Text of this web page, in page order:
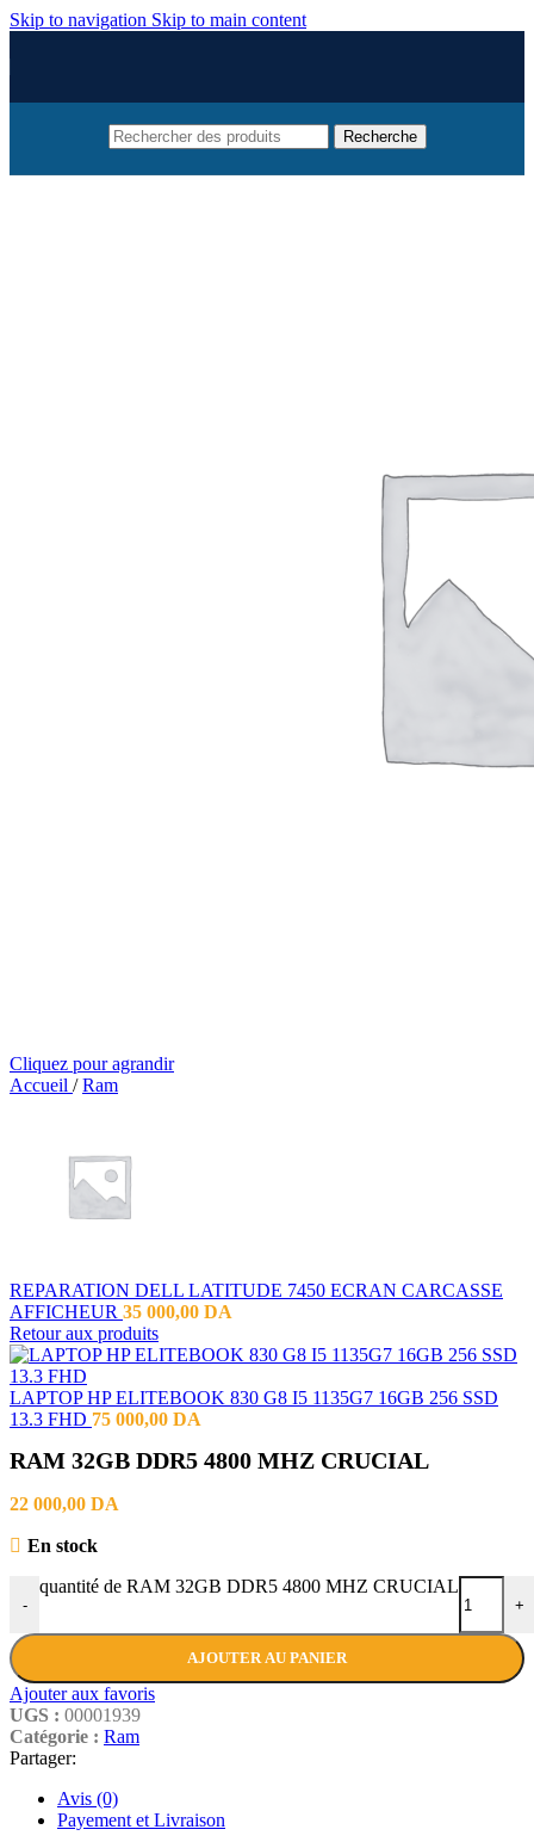
Skip to navigation Skip to main content
Recherche
Cliquez pour agrandir
Accueil / Ram
REPARATION DELL LATITUDE 7450 ECRAN CARCASSE
AFFICHEUR 35 000,00 DA
Retour aux produits
LAPTOP HP ELITEBOOK 830 G8 I5 1135G7 16GB 256 SSD
13.3 FHD 75 000,00 DA
RAM 32GB DDR5 4800 MHZ CRUCIAL
22 000,00 DA
En stock
-
quantité de RAM 32GB DDR5 4800 MHZ CRUCIAL
+
AJOUTER AU PANIER
Ajouter aux favoris
UGS : 00001939
Catégorie : Ram
Partager:
Avis (0)
Payement et Livraison